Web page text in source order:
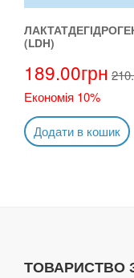
(LDH)
189.00грн
Економія 10%
Додати в кошик